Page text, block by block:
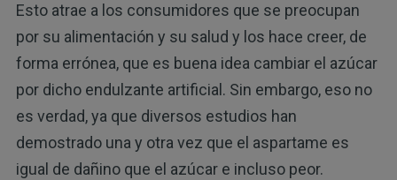
Esto atrae a los consumidores que se preocupan
por su alimentación y su salud y los hace creer, de
forma errónea, que es buena idea cambiar el azúcar
por dicho endulzante artificial. Sin embargo, eso no
es verdad, ya que diversos estudios han
demostrado una y otra vez que el aspartame es
igual de dañino que el azúcar e incluso peor.